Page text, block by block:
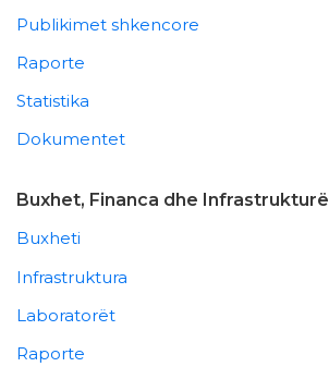
Publikimet shkencore
Raporte
Statistika
Dokumentet
Buxhet, Financa dhe Infrastrukturë
Buxheti
Infrastruktura
Laboratorët
Raporte